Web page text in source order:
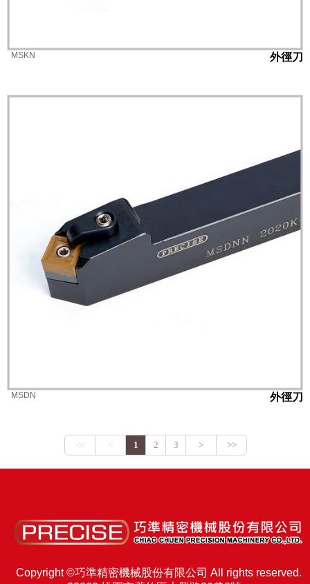
外徑刀
MSKN
外徑刀
MSDN
Copyright ©巧準精密機械股份有限公司 All rights reserved.